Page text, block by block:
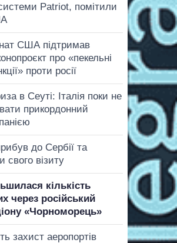
Patriot, помітили
США підтримав
про «пекельні
проти росії
в Сеуті: Італія поки не
прикордонний
до Сербії та
свого візиту
кількість
через російський
«Чорноморець»
захист аеропортів